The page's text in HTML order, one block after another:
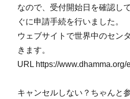
なので、受付開始日を確認し
ぐに申請手続を行いました。
ウェブサイトで世界中のセン
きます。
URL https://www.dhamma.org/
キャンセルしない？ちゃんと